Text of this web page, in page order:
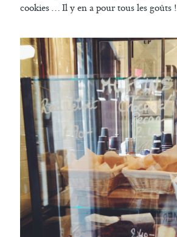
cookies … Il y en a pour tous les goûts !